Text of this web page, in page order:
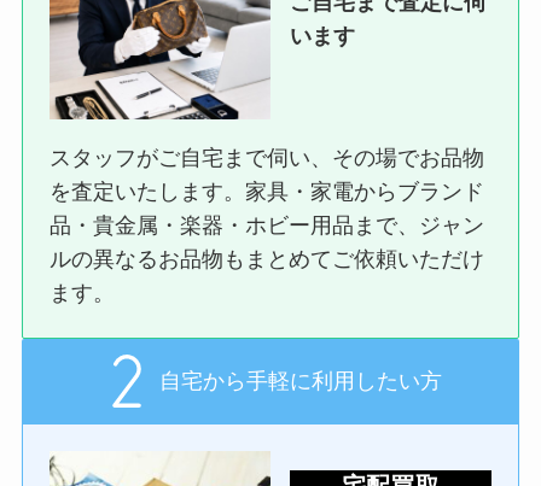
います
スタッフがご自宅まで伺い、その場でお品物
を査定いたします。家具・家電からブランド
品・貴金属・楽器・ホビー用品まで、ジャン
ルの異なるお品物もまとめてご依頼いただけ
ます。
自宅から手軽に利用したい方